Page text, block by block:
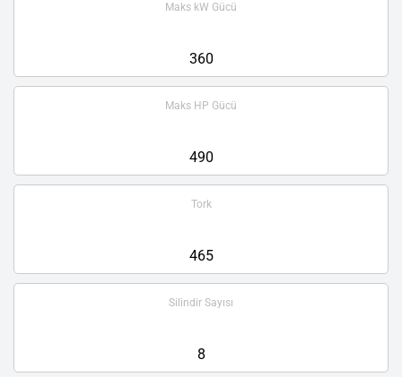
Maks kW Gücü
360
Maks HP Gücü
490
Tork
465
Silindir Sayısı
8